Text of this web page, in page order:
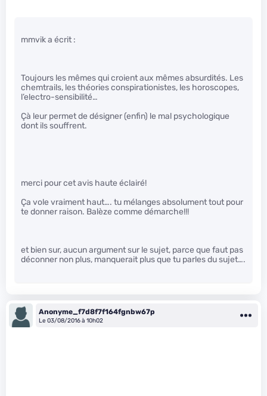
mmvik a écrit :
Toujours les mêmes qui croient aux mêmes absurdités. Les
chemtrails, les théories conspirationistes, les horoscopes,
l’electro-sensibilité…
Çà leur permet de désigner (enfin) le mal psychologique
dont ils souffrent.
merci pour cet avis haute éclairé!
Ça vole vraiment haut…. tu mélanges absolument tout pour
te donner raison. Balèze comme démarche!!!
et bien sur, aucun argument sur le sujet, parce que faut pas
déconner non plus, manquerait plus que tu parles du sujet….
Anonyme_f7d8f7f164fgnbw67p
Le 03/08/2016 à 10h02